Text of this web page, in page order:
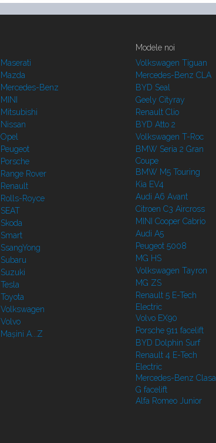
Maserati
Mazda
Mercedes-Benz
MINI
Mitsubishi
Nissan
Opel
Peugeot
Porsche
Range Rover
Renault
Rolls-Royce
SEAT
Skoda
Smart
SsangYong
Subaru
Suzuki
Tesla
Toyota
Volkswagen
Volvo
Mașini A...Z
Modele noi
Volkswagen Tiguan
Mercedes-Benz CLA
BYD Seal
Geely Cityray
Renault Clio
BYD Atto 2
Volkswagen T-Roc
BMW Seria 2 Gran
Coupe
BMW M5 Touring
Kia EV4
Audi A6 Avant
Citroen C3 Aircross
MINI Cooper Cabrio
Audi A5
Peugeot 5008
MG HS
Volkswagen Tayron
MG ZS
Renault 5 E-Tech
Electric
Volvo EX90
Porsche 911 facelift
BYD Dolphin Surf
Renault 4 E-Tech
Electric
Mercedes-Benz Clasa
G facelift
Alfa Romeo Junior